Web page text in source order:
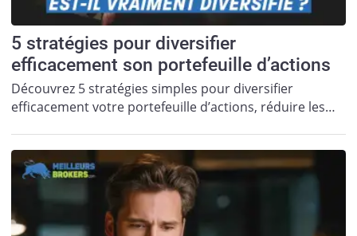
5 stratégies pour diversifier
efficacement son portefeuille d’actions
Découvrez 5 stratégies simples pour diversifier
efficacement votre portefeuille d’actions, réduire les…